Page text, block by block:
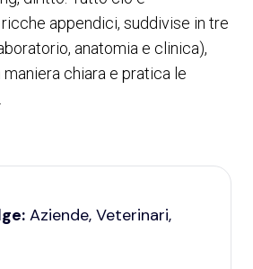
appendici, suddivise in tre
anatomia e clinica),
chiara e pratica le
Aziende, Veterinari,